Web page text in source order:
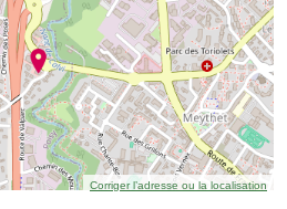
Corriger l’adresse ou la localisation